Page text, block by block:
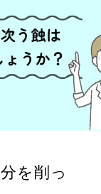
を削っ